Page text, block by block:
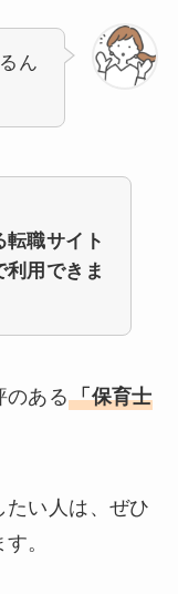
ん
転職サイト
利用できま
のある「保育士
い人は、ぜひ
。